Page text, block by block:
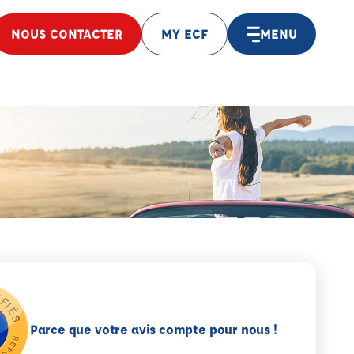
NOUS CONTACTER MY ECF MENU
Parce que votre avis compte pour nous !